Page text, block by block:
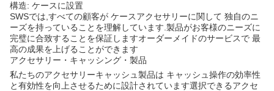
構造: ケースに設置
SWSでは,すべての顧客が ケースアクセサリーに関して 独自のニ
ーズを持っていることを理解しています.製品がお客様のニーズに
完璧に合致することを保証しますオーダーメイドのサービスで 最
高の成果を上げることができます
アクセサリー・キャッシング・製品
私たちのアクセサリーキャッシュ製品は キャッシュ操作の効率性
と有効性を向上させるために設計されています選択できるアクセ